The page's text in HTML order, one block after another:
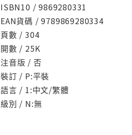
ISBN10 / 9869280331
EAN貨碼 / 9789869280334
頁數 / 304
開數 / 25K
注音版 / 否
裝訂 / P:平裝
語言 / 1:中文/繁體
級別 / N:無